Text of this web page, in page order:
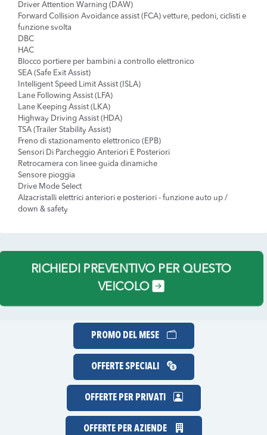
Driver Attention Warning (DAW)
Forward Collision Avoidance assist (FCA) vetture, pedoni, ciclisti e
funzione svolta
DBC
HAC
Blocco portiere per bambini a controllo elettronico
SEA (Safe Exit Assist)
Intelligent Speed Limit Assist (ISLA)
Lane Following Assist (LFA)
Lane Keeping Assist (LKA)
Highway Driving Assist (HDA)
TSA (Trailer Stability Assist)
Freno di stazionamento elettronico (EPB)
Sensori Di Parcheggio Anteriori E Posteriori
Retrocamera con linee guida dinamiche
Sensore pioggia
Drive Mode Select
Alzacristalli elettrici anteriori e posteriori - funzione auto up /
down & safety
RICHIEDI PREVENTIVO PER QUESTO
VEICOLO
PROMO DEL MESE
OFFERTE SPECIALI
OFFERTE PER PRIVATI
OFFERTE PER AZIENDE